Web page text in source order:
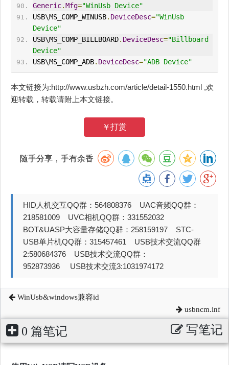
Generic.Mfg="WinUsb Device"
USB\MS_COMP_WINUSB. DeviceDesc="WinUsb
Device"
USB\MS_COMP_BILLBOARD. DeviceDesc="Billboard
Device"
USB\MS_COMP_ADB. DeviceDesc="ADB Device"
本文链接为:http://www.usbzh.com/article/detail-1550.html ,欢
迎转载，转载请附上本文链接。
￥打赏
随手分享，手有余香
HID人机交互QQ群：564808376 UAC音频QQ群：
218581009 UVC相机QQ群：331552032
BOT&UASP大容量存储QQ群：258159197 STC-
USB单片机QQ群：315457461 USB技术交流QQ群
2:580684376 USB技术交流QQ群：
952873936 USB技术交流3:1031974172
WinUsb&windows兼容id
usbncm.inf
0 篇笔记 写笔记